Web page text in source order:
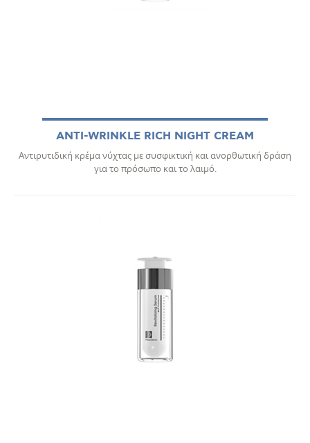
ANTI-WRINKLE RICH NIGHT CREAM
Αντιρυτιδική κρέμα νύχτας με συσφικτική και ανορθωτική δράση
για το πρόσωπο και το λαιμό.